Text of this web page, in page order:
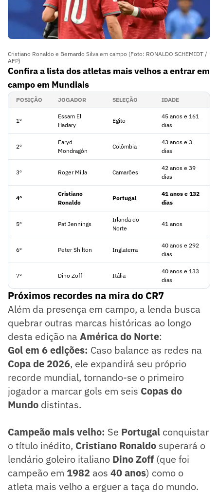
Cristiano Ronaldo e Bernardo Silva em campo (Foto: RONALDO SCHEMIDT /
AFP)
Confira a lista dos atletas mais velhos a entrar em
campo em Mundiais
POSIÇÃO JOGADOR SELEÇÃO IDADE
1º
Essam El
Hadary
Egito
45 anos e 161
dias
2º
Faryd
Mondragón
Colômbia
43 anos e 3
dias
3º Roger Milla Camarões
42 anos e 39
dias
4º
Cristiano
Ronaldo
Portugal
41 anos e 132
dias
5º Pat Jennings
Irlanda do
Norte
41 anos
6º Peter Shilton Inglaterra
40 anos e 292
dias
7º Dino Zoff Itália
40 anos e 133
dias
Próximos recordes na mira do CR7
Além da presença em campo, a lenda busca
quebrar outras marcas históricas ao longo
desta edição na América do Norte:
Gol em 6 edições: Caso balance as redes na
Copa de 2026, ele expandirá seu próprio
recorde mundial, tornando-se o primeiro
jogador a marcar gols em seis Copas do
Mundo distintas.
Campeão mais velho: Se Portugal conquistar
o título inédito, Cristiano Ronaldo superará o
lendário goleiro italiano Dino Zoff (que foi
campeão em 1982 aos 40 anos) como o
atleta mais velho a erguer a taça do mundo.